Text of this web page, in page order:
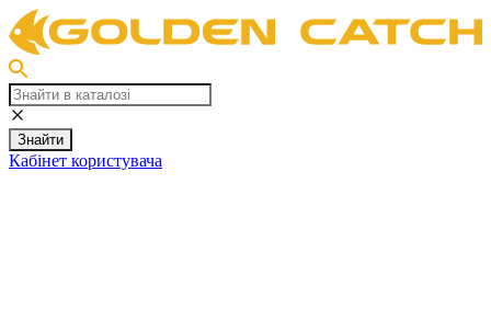
Знайти
Кабінет користувача